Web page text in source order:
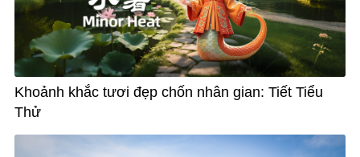
Khoảnh khắc tươi đẹp chốn nhân gian: Tiết Tiểu
Thử